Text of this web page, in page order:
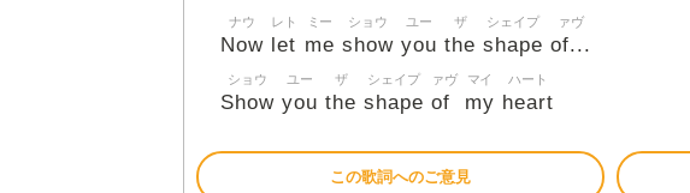
Now
ナウ
let
レト
me
ミー
show
ショウ
you
ユー
the
ザ
shape
シェイプ
of...
ァヴ
Show
ショウ
you
ユー
the
ザ
shape
シェイプ
of
ァヴ
my
マイ
heart
ハート
この歌詞へのご意見